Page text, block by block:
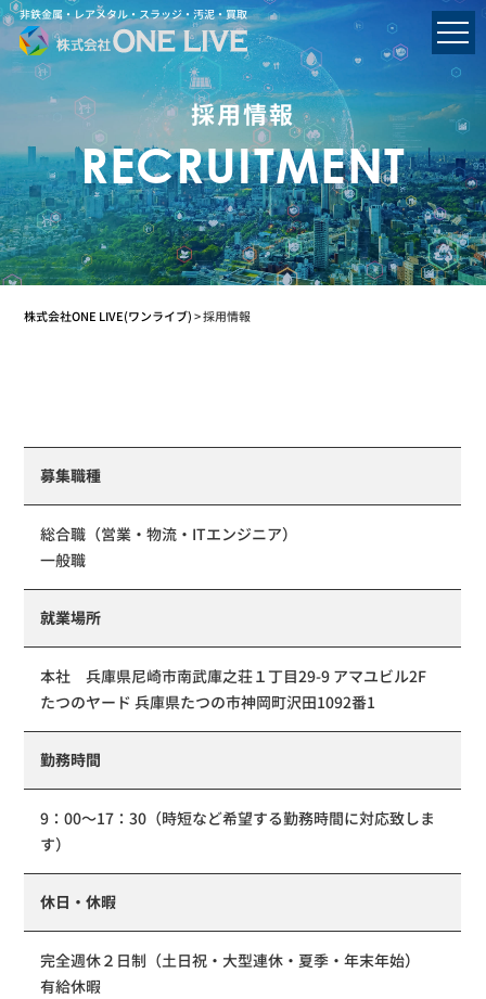
非鉄金属・レアメタル・スラッジ・汚泥・買取
採用情報
RECRUITMENT
株式会社ONE LIVE(ワンライブ)>採用情報
募集職種
総合職（営業・物流・ITエンジニア）
一般職
就業場所
本社 兵庫県尼崎市南武庫之荘１丁目29-9 アマユビル2F
たつのヤード 兵庫県たつの市神岡町沢田1092番1
勤務時間
9：00〜17：30（時短など希望する勤務時間に対応致しま
す）
休日・休暇
完全週休２日制（土日祝・大型連休・夏季・年末年始）
有給休暇